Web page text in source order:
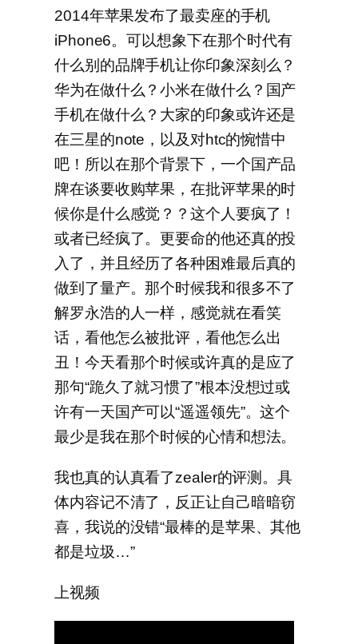
2014年苹果发布了最卖座的手机
iPhone6。可以想象下在那个时代有
什么别的品牌手机让你印象深刻么？
华为在做什么？小米在做什么？国产
手机在做什么？大家的印象或许还是
在三星的note，以及对htc的惋惜中
吧！所以在那个背景下，一个国产品
牌在谈要收购苹果，在批评苹果的时
候你是什么感觉？？这个人要疯了！
或者已经疯了。更要命的他还真的投
入了，并且经历了各种困难最后真的
做到了量产。那个时候我和很多不了
解罗永浩的人一样，感觉就在看笑
话，看他怎么被批评，看他怎么出
丑！今天看那个时候或许真的是应了
那句“跪久了就习惯了”根本没想过或
许有一天国产可以“遥遥领先”。这个
最少是我在那个时候的心情和想法。
我也真的认真看了zealer的评测。具
体内容记不清了，反正让自己暗暗窃
喜，我说的没错“最棒的是苹果、其他
都是垃圾…”
上视频